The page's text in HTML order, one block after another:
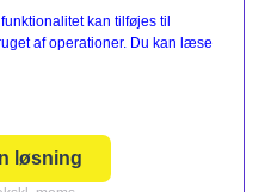
kan tilføjes til
af operationer. Du kan læse
løsning